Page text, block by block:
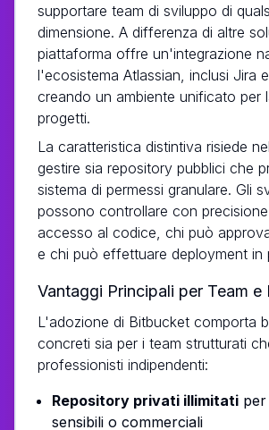
supportare team di sviluppo di
dimensione. A differenza di altre
piattaforma offre un'integrazione
l'ecosistema Atlassian, inclusi Jira e
creando un ambiente unificato per
progetti.
La caratteristica distintiva risiede
gestire sia repository pubblici che
sistema di permessi granulare. Gli
possono controllare con
accesso al codice, chi può
e chi può effettuare deployment in
Vantaggi Principali per Team e
L'adozione di Bitbucket comporta
concreti sia per i team strutturati
professionisti indipendenti:
Repository privati illimitati
sensibili o commerciali